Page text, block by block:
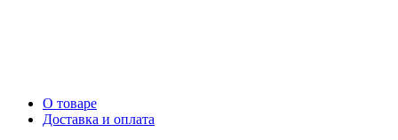
О товаре
Доставка и оплата